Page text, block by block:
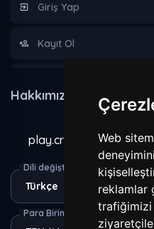
Web
reklamlar
trafiğimizi
Giriş Yap
Kayıt Ol
Gizlilik Sözleşmesi
Yasaklananlar
Hakkımızda
play.craxecraft.com
Dili değiştir
Para Birimi